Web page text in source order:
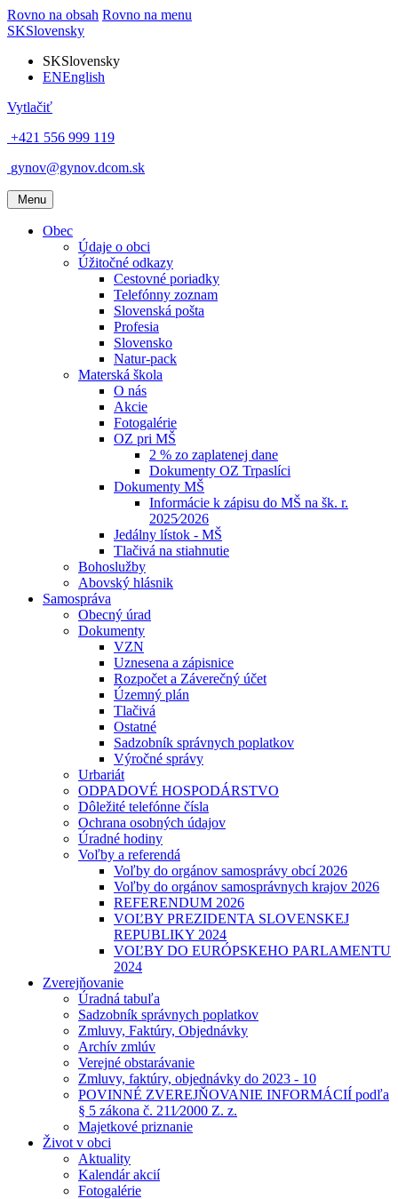
Rovno na obsah Rovno na menu
SKSlovensky
SKSlovensky
ENEnglish
Vytlačiť
+421 556 999 119
gynov@gynov.dcom.sk
Menu
Obec
Údaje o obci
Úžitočné odkazy
Cestovné poriadky
Telefónny zoznam
Slovenská pošta
Profesia
Slovensko
Natur-pack
Materská škola
O nás
Akcie
Fotogalérie
OZ pri MŠ
2 % zo zaplatenej dane
Dokumenty OZ Trpaslíci
Dokumenty MŠ
Informácie k zápisu do MŠ na šk. r.
2025⁄2026
Jedálny lístok - MŠ
Tlačivá na stiahnutie
Bohoslužby
Abovský hlásnik
Samospráva
Obecný úrad
Dokumenty
VZN
Uznesena a zápisnice
Rozpočet a Záverečný účet
Územný plán
Tlačivá
Ostatné
Sadzobník správnych poplatkov
Výročné správy
Urbariát
ODPADOVÉ HOSPODÁRSTVO
Dôležité telefónne čísla
Ochrana osobných údajov
Úradné hodiny
Voľby a referendá
Voľby do orgánov samosprávy obcí 2026
Voľby do orgánov samosprávnych krajov 2026
REFERENDUM 2026
VOĽBY PREZIDENTA SLOVENSKEJ
REPUBLIKY 2024
VOĽBY DO EURÓPSKEHO PARLAMENTU
2024
Zverejňovanie
Úradná tabuľa
Sadzobník správnych poplatkov
Zmluvy, Faktúry, Objednávky
Archív zmlúv
Verejné obstarávanie
Zmluvy, faktúry, objednávky do 2023 - 10
POVINNÉ ZVEREJŇOVANIE INFORMÁCIÍ podľa
§ 5 zákona č. 211⁄2000 Z. z.
Majetkové priznanie
Život v obci
Aktuality
Kalendár akcií
Fotogalérie